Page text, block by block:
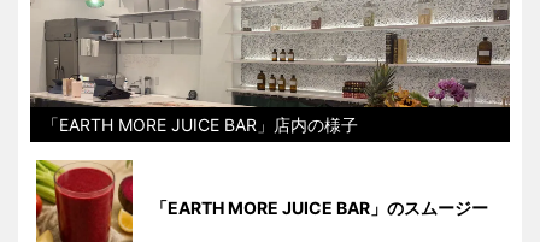
「EARTH MORE JUICE BAR」店内の様子
「EARTH MORE JUICE BAR」のスムージー